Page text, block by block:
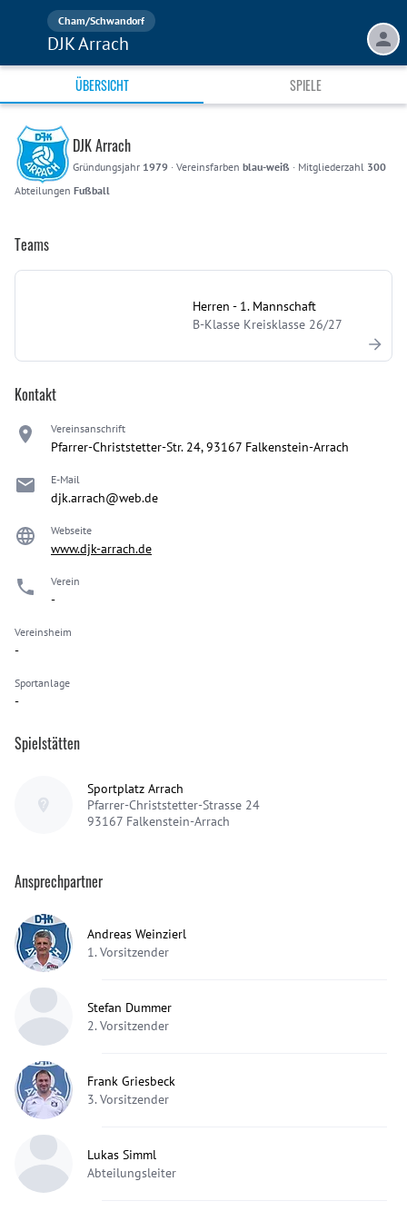
Cham/Schwandorf
DJK Arrach
ÜBERSICHT SPIELE
DJK Arrach
Gründungsjahr 1979 · Vereinsfarben blau-weiß · Mitgliederzahl 300
Abteilungen Fußball
Teams
Herren - 1. Mannschaft
B-Klasse Kreisklasse 26/27
Kontakt
Vereinsanschrift
Pfarrer-Christstetter-Str. 24, 93167 Falkenstein-Arrach
E-Mail
djk.arrach@web.de
Webseite
www.djk-arrach.de
Verein
-
Vereinsheim
-
Sportanlage
-
Spielstätten
Sportplatz Arrach
Pfarrer-Christstetter-Strasse 24
93167 Falkenstein-Arrach
Ansprechpartner
Andreas Weinzierl
1. Vorsitzender
Stefan Dummer
2. Vorsitzender
Frank Griesbeck
3. Vorsitzender
Lukas Simml
Abteilungsleiter